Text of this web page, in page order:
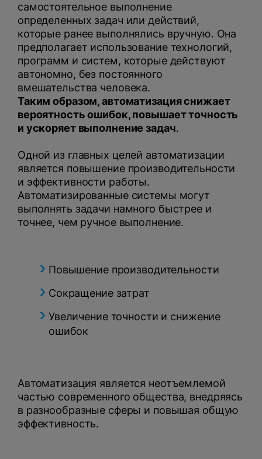
самостоятельное выполнение
определенных задач или действий,
которые ранее выполнялись вручную. Она
предполагает использование технологий,
программ и систем, которые действуют
автономно, без постоянного
вмешательства человека.
Таким образом, автоматизация снижает
вероятность ошибок, повышает точность
и ускоряет выполнение задач.
Одной из главных целей автоматизации
является повышение производительности
и эффективности работы.
Автоматизированные системы могут
выполнять задачи намного быстрее и
точнее, чем ручное выполнение.
Повышение производительности
Сокращение затрат
Увеличение точности и снижение
ошибок
Автоматизация является неотъемлемой
частью современного общества, внедряясь
в разнообразные сферы и повышая общую
эффективность.